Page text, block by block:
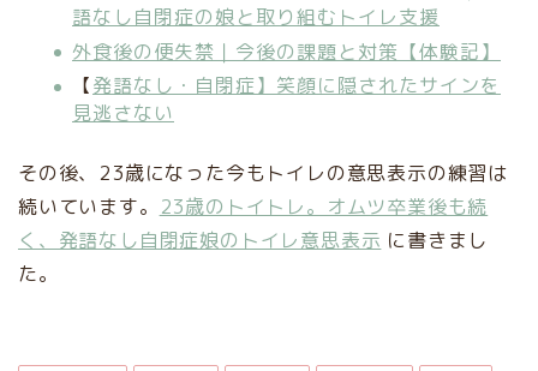
語なし自閉症の娘と取り組むトイレ支援
外食後の便失禁｜今後の課題と対策【体験記】
【発語なし・自閉症】笑顔に隠されたサインを
見逃さない
その後、23歳になった今もトイレの意思表示の練習は
続いています。 23歳のトイトレ。オムツ卒業後も続
く、発語なし自閉症娘のトイレ意思表示 に書きまし
た。